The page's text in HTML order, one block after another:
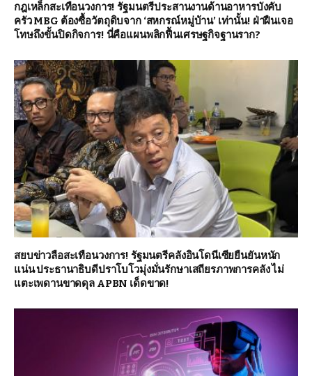
กฎเหล็กสะเทือนวงการ! รัฐมนตรีประสานงานด้านอาหารบังคับ
ครัว MBG ต้องซื้อวัตถุดิบจาก ‘สหกรณ์หมู่บ้าน’ เท่านั้น! ฝ่าฝืนเจอ
โทษถึงขั้นปิดกิจการ! นี่คือแผนพลิกฟื้นเศรษฐกิจฐานราก?
สยบข่าวลือสะเทือนวงการ! รัฐมนตรีคลังอินโดนีเซียยืนยันหนัก
แน่น ประธานาธิบดีปราโบโวมุ่งมั่นรักษาเสถียรภาพการคลัง ไม่
แตะเพดานขาดดุล APBN เด็ดขาด!